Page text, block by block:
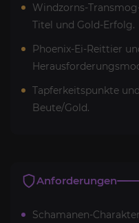
Windzorns-
Titel und Gold-Erfolg.
Phoenix-Ei-Reittier
Tapferkeitspunkte
Beute/Gold.
Anforderungen
Schamanen-